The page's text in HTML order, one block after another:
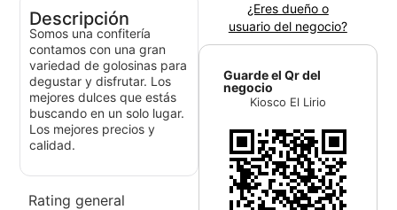
¿Eres dueño o
usuario del negocio?
Guarde el Qr del
negocio
Kiosco El Lirio
Descripción
Somos una confitería
contamos con una gran
variedad de golosinas para
degustar y disfrutar. Los
mejores dulces que estás
buscando en un solo lugar.
Los mejores precios y
calidad.
Rating general